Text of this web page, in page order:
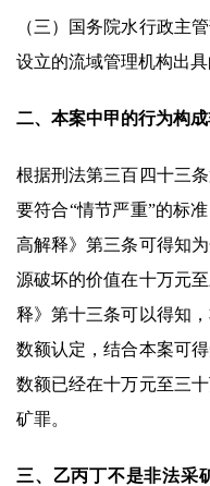
（三）国务院水行政主
设立的流域管理机构出具
二、本案中甲的行为构
根据刑法第三百四十三
要符合“情节严重”的标
高解释》第三条可得知
源破坏的价值在十万元
释》第十三条可以得知
数额认定，结合本案可
数额已经在十万元至三
矿罪。
三、乙丙丁不是非法采